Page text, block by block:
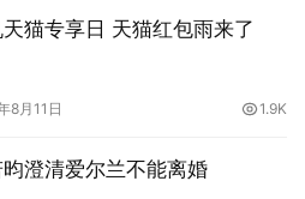
猫专享日 天猫红包雨来了
8月11日 1.9K
澄清爱尔兰不能离婚